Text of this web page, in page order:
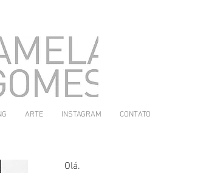
Olá.
ARTE INSTAGRAM CONTATO